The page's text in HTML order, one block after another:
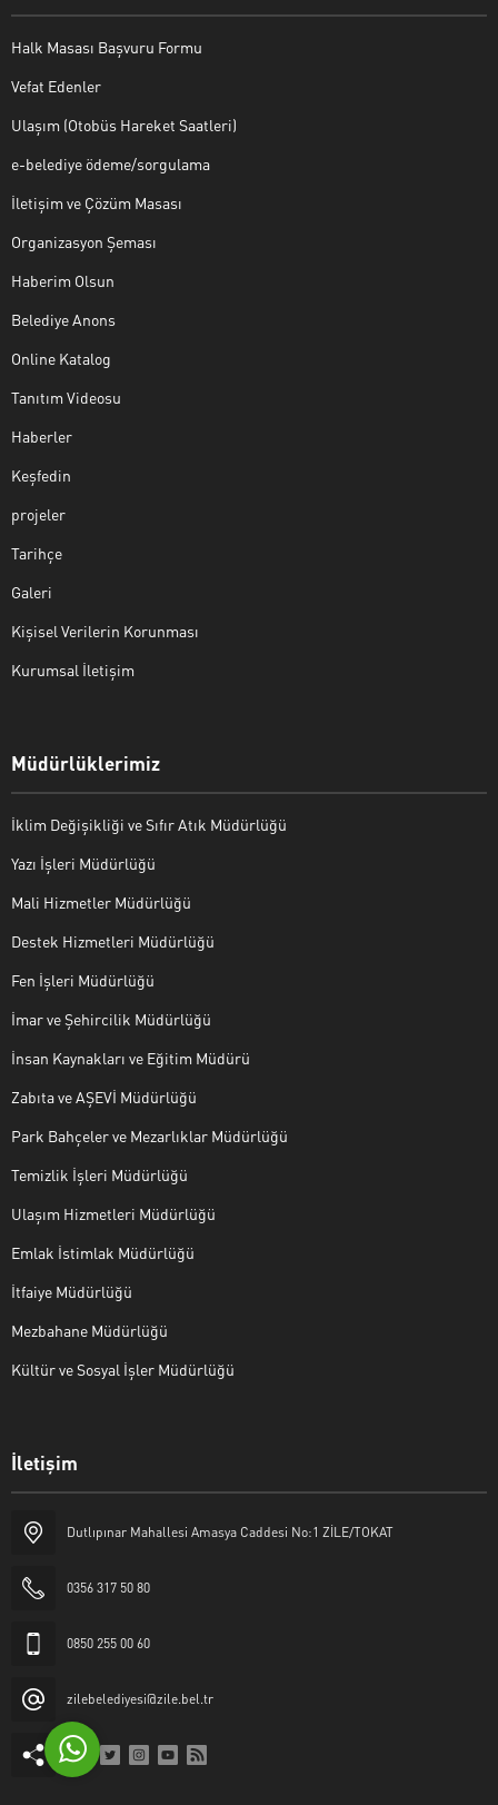
Halk Masası Başvuru Formu
Vefat Edenler
Ulaşım (Otobüs Hareket Saatleri)
e-belediye ödeme/sorgulama
İletişim ve Çözüm Masası
Organizasyon Şeması
Haberim Olsun
Belediye Anons
Online Katalog
Tanıtım Videosu
Haberler
Keşfedin
projeler
Tarihçe
Galeri
Kişisel Verilerin Korunması
Kurumsal İletişim
Müdürlüklerimiz
İklim Değişikliği ve Sıfır Atık Müdürlüğü
Yazı İşleri Müdürlüğü
Mali Hizmetler Müdürlüğü
Destek Hizmetleri Müdürlüğü
Fen İşleri Müdürlüğü
İmar ve Şehircilik Müdürlüğü
İnsan Kaynakları ve Eğitim Müdürü
Zabıta ve AŞEVİ Müdürlüğü
Park Bahçeler ve Mezarlıklar Müdürlüğü
Temizlik İşleri Müdürlüğü
Ulaşım Hizmetleri Müdürlüğü
Emlak İstimlak Müdürlüğü
İtfaiye Müdürlüğü
Mezbahane Müdürlüğü
Kültür ve Sosyal İşler Müdürlüğü
İletişim
Dutlıpınar Mahallesi Amasya Caddesi No:1 ZİLE/TOKAT
0356 317 50 80
0850 255 00 60
zilebelediyesi@zile.bel.tr